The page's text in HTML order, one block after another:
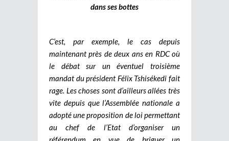
dans ses bottes
C’est, par exemple, le cas depuis
maintenant près de deux ans en RDC où
le débat sur un éventuel troisième
mandat du président Félix Tshisékedi fait
rage. Les choses sont d’ailleurs allées très
vite depuis que l’Assemblée nationale a
adopté une proposition de loi permettant
au chef de l’Etat d’organiser un